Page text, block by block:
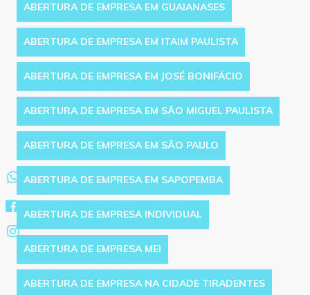
ABERTURA DE EMPRESA EM GUAIANASES
ABERTURA DE EMPRESA EM ITAIM PAULISTA
ABERTURA DE EMPRESA EM JOSÉ BONIFÁCIO
ABERTURA DE EMPRESA EM SÃO MIGUEL PAULISTA
ABERTURA DE EMPRESA EM SÃO PAULO
ABERTURA DE EMPRESA EM SAPOPEMBA
ABERTURA DE EMPRESA INDIVIDUAL
ABERTURA DE EMPRESA MEI
ABERTURA DE EMPRESA NA CIDADE TIRADENTES